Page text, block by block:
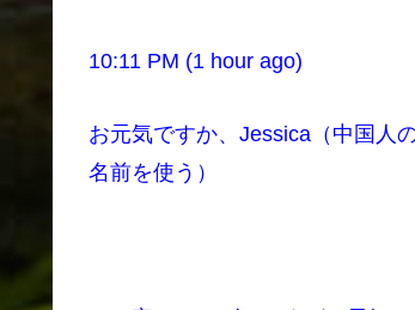
10:11 PM (1 hour ago)
お元気ですか、Jessica（中国人
名前を使う）